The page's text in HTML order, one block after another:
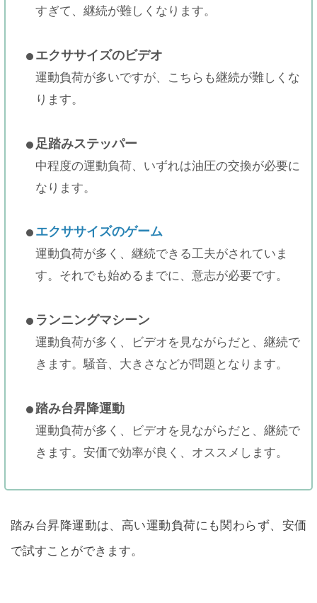
すぎて、継続が難しくなります。
エクササイズのビデオ
運動負荷が多いですが、こちらも継続が難しくな
ります。
足踏みステッパー
中程度の運動負荷、いずれは油圧の交換が必要に
なります。
エクササイズのゲーム
運動負荷が多く、継続できる工夫がされていま
す。それでも始めるまでに、意志が必要です。
ランニングマシーン
運動負荷が多く、ビデオを見ながらだと、継続で
きます。騒音、大きさなどが問題となります。
踏み台昇降運動
運動負荷が多く、ビデオを見ながらだと、継続で
きます。安価で効率が良く、オススメします。
踏み台昇降運動は、高い運動負荷にも関わらず、安価
で試すことができます。